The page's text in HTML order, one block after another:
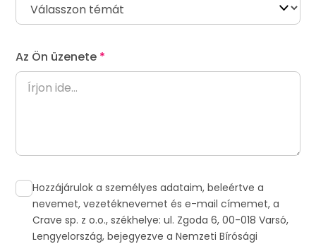
Az Ön üzenete *
Hozzájárulok a személyes adataim, beleértve a
nevemet, vezetéknevemet és e-mail címemet, a
Crave sp. z o.o., székhelye: ul. Zgoda 6, 00-018 Varsó,
Lengyelország, bejegyezve a Nemzeti Bírósági